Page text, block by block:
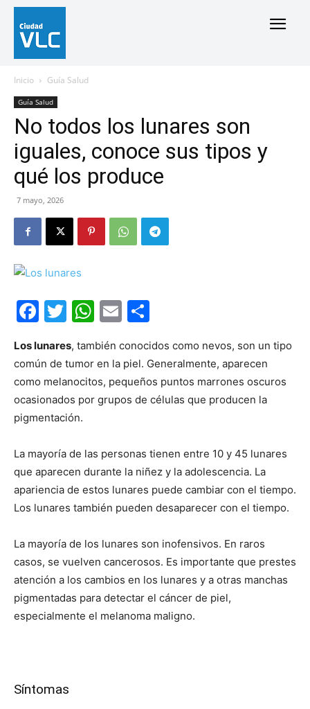
Inicio Guía Salud
Guía Salud
No todos los lunares son
iguales, conoce sus tipos y
qué los produce
7 mayo, 2026
Facebook
Twitter
WhatsApp
Email
Los lunares, también conocidos como nevos, son un tipo
común de tumor en la piel. Generalmente, aparecen
como melanocitos, pequeños puntos marrones oscuros
ocasionados por grupos de células que producen la
pigmentación.
La mayoría de las personas tienen entre 10 y 45 lunares
que aparecen durante la niñez y la adolescencia. La
apariencia de estos lunares puede cambiar con el tiempo.
Los lunares también pueden desaparecer con el tiempo.
La mayoría de los lunares son inofensivos. En raros
casos, se vuelven cancerosos. Es importante que prestes
atención a los cambios en los lunares y a otras manchas
pigmentadas para detectar el cáncer de piel,
especialmente el melanoma maligno.
Síntomas